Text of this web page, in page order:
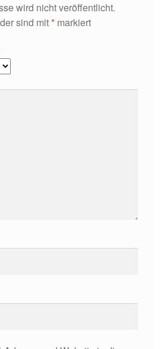
wird nicht veröffentlicht.
sind mit*markiert